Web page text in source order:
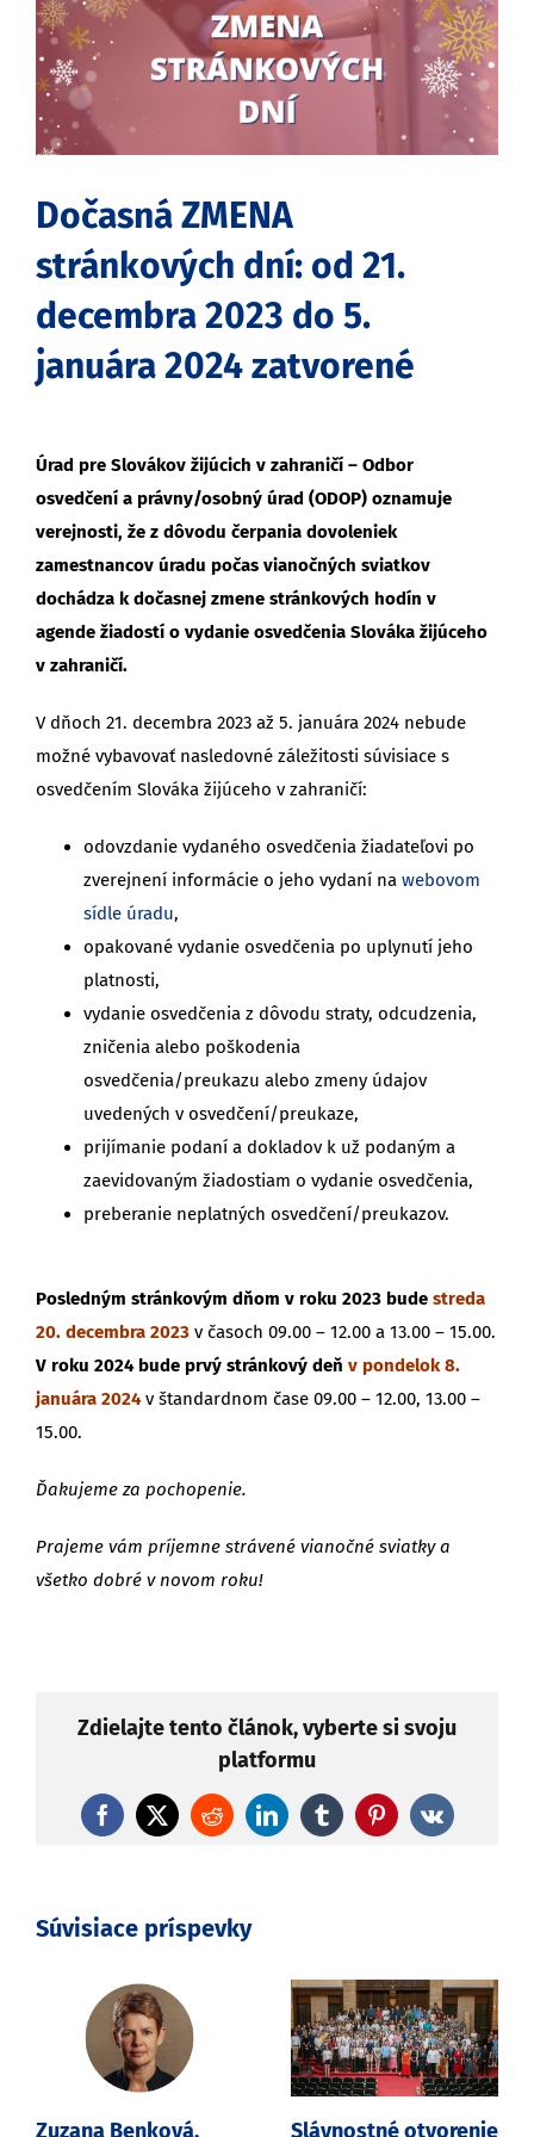
obrázok
Dočasná ZMENA
stránkových dní: od 21.
decembra 2023 do 5.
januára 2024 zatvorené
Úrad pre Slovákov žijúcich v zahraničí – Odbor
osvedčení a právny/osobný úrad (ODOP) oznamuje
verejnosti, že z dôvodu čerpania dovoleniek
zamestnancov úradu počas vianočných sviatkov
dochádza k dočasnej zmene stránkových hodín v
agende žiadostí o vydanie osvedčenia Slováka žijúceho
v zahraničí.
V dňoch 21. decembra 2023 až 5. januára 2024 nebude
možné vybavovať nasledovné záležitosti súvisiace s
osvedčením Slováka žijúceho v zahraničí:
odovzdanie vydaného osvedčenia žiadateľovi po
zverejnení informácie o jeho vydaní na webovom
sídle úradu,
opakované vydanie osvedčenia po uplynutí jeho
platnosti,
vydanie osvedčenia z dôvodu straty, odcudzenia,
zničenia alebo poškodenia
osvedčenia/preukazu alebo zmeny údajov
uvedených v osvedčení/preukaze,
prijímanie podaní a dokladov k už podaným a
zaevidovaným žiadostiam o vydanie osvedčenia,
preberanie neplatných osvedčení/preukazov.
Posledným stránkovým dňom v roku 2023 budestreda
20. decembra 2023 v časoch 09.00 – 12.00 a 13.00 – 15.00.
V roku 2024 bude prvý stránkový deň v pondelok 8.
januára 2024 v štandardnom čase 09.00 – 12.00, 13.00 –
15.00.
Ďakujeme za pochopenie.
Prajeme vám príjemne strávené vianočné sviatky a
všetko dobré v novom roku!
Zdielajte tento článok, vyberte si svoju
platformu
Facebook
X RedditLinkedInTumblrPinterest
Vk
Súvisiace príspevky
Zuzana Benková, Slávnostné otvorenie